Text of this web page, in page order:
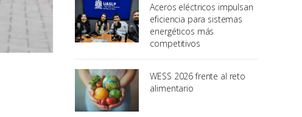
Aceros eléctricos impulsan
eficiencia para sistemas
energéticos más
competitivos
WESS 2026 frente al reto
alimentario